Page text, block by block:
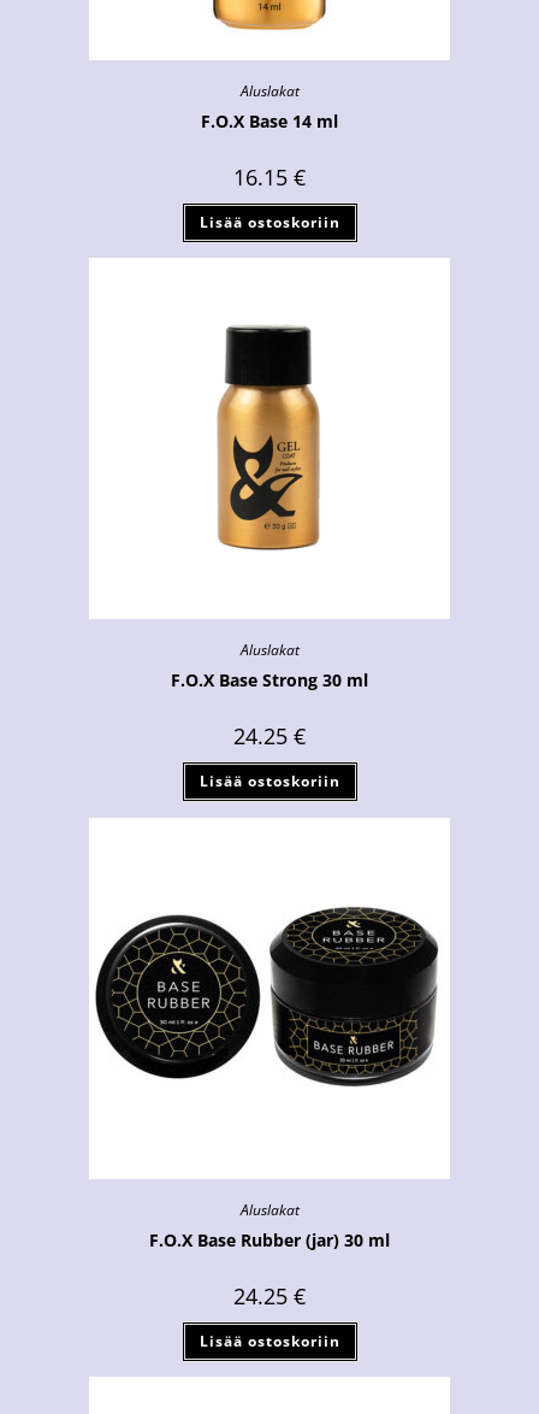
Aluslakat
F.O.X Base 14 ml
16.15 €
Lisää ostoskoriin
Aluslakat
F.O.X Base Strong 30 ml
24.25 €
Lisää ostoskoriin
Aluslakat
F.O.X Base Rubber (jar) 30 ml
24.25 €
Lisää ostoskoriin